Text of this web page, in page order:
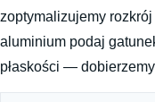
zoptymalizujemy rozkrój
aluminium podaj
płaskości —